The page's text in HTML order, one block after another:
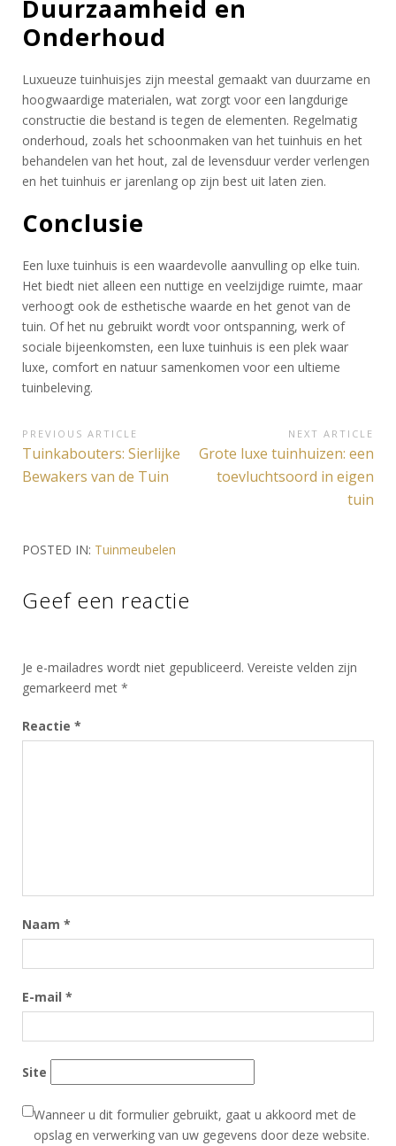
Duurzaamheid en
Onderhoud
Luxueuze tuinhuisjes zijn meestal gemaakt van duurzame en
hoogwaardige materialen, wat zorgt voor een langdurige
constructie die bestand is tegen de elementen. Regelmatig
onderhoud, zoals het schoonmaken van het tuinhuis en het
behandelen van het hout, zal de levensduur verder verlengen
en het tuinhuis er jarenlang op zijn best uit laten zien.
Conclusie
Een luxe tuinhuis is een waardevolle aanvulling op elke tuin.
Het biedt niet alleen een nuttige en veelzijdige ruimte, maar
verhoogt ook de esthetische waarde en het genot van de
tuin. Of het nu gebruikt wordt voor ontspanning, werk of
sociale bijeenkomsten, een luxe tuinhuis is een plek waar
luxe, comfort en natuur samenkomen voor een ultieme
tuinbeleving.
Bericht
navigatie
PREVIOUS ARTICLE
Previous
Article:
Tuinkabouters: Sierlijke
Bewakers van de Tuin
NEXT ARTICLE
Next
Article:
Grote luxe tuinhuizen: een
toevluchtsoord in eigen
tuin
POSTED IN: Tuinmeubelen
Geef een reactie
Je e-mailadres wordt niet gepubliceerd. Vereiste velden zijn
gemarkeerd met *
Reactie *
Naam *
E-mail *
Site
Wanneer u dit formulier gebruikt, gaat u akkoord met de
opslag en verwerking van uw gegevens door deze website.